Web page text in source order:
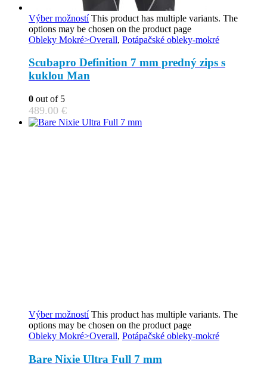
Výber možností This product has multiple variants. The
options may be chosen on the product page
Obleky Mokré>Overall, Potápačské obleky-mokré
Scubapro Definition 7 mm predný zips s
kuklou Man
0 out of 5
489.00 €
Výber možností This product has multiple variants. The
options may be chosen on the product page
Obleky Mokré>Overall, Potápačské obleky-mokré
Bare Nixie Ultra Full 7 mm